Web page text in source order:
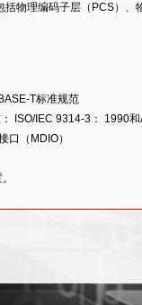
物理编码子层（PCS）
T标准规范
ISO/IEC 9314-3： 1990
口（MDIO）